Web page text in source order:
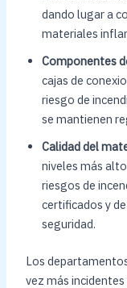
dando lugar a
materiales
Componentes
cajas de
riesgo de
se mantienen
Calidad del
niveles más
riesgos de
certificados y
seguridad.
Los
vez más